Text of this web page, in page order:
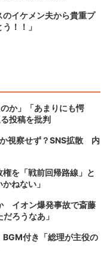
イケメン夫から貴重プ
！！」
か」「あまりにも愕
投稿を批判
視察せず？SNS拡散 内
を「戦前回帰路線」と
ねない」
イオン爆発事故で斎藤
ろうなあ」
付き「総理が主役の